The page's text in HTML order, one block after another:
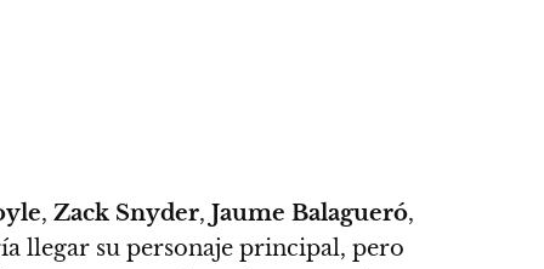
, Zack Snyder, Jaume Balagueró,
llegar su personaje principal, pero